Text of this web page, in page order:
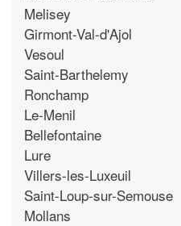
Melisey
Girmont-Val-d'Ajol
Vesoul
Saint-Barthelemy
Ronchamp
Le-Menil
Bellefontaine
Lure
Villers-les-Luxeuil
Saint-Loup-sur-Semouse
Mollans